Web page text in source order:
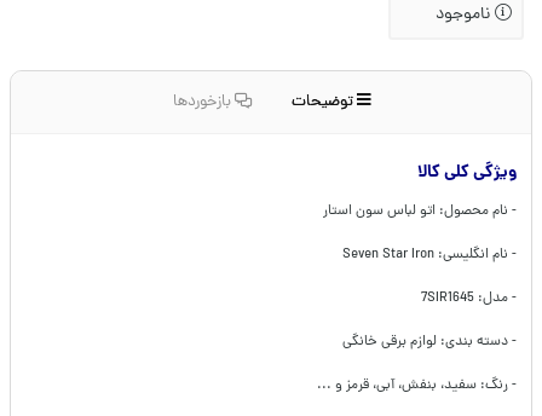
ناموجود
توضیحات بازخوردها
ویژگی کلی کالا
- نام محصول: اتو لباس سون استار
- نام انگلیسی: Seven Star Iron
- مدل: 7SIR1645
- دسته بندی: لوازم برقی خانگی
- رنگ: سفید، بنفش، آبی، قرمز و ...